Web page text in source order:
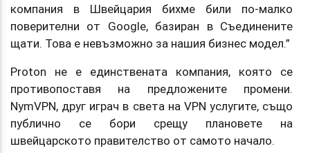
компания в Швейцария бихме били по-малко
поверителни от Google, базиран в Съединените
щати. Това е невъзможно за нашия бизнес модел.”
Proton не е единствената компания, която се
противопоставя на предложените промени.
NymVPN, друг играч в света на VPN услугите, също
публично се бори срещу плановете на
швейцарското правителство от самото начало.